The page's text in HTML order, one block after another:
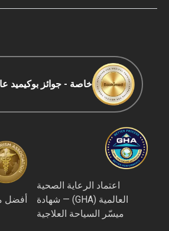
سياسة التحرير
خاصة - جوائز بوكيميد عام 2021
اعتماد الرعاية الصحية
العالمية (GHA) — شهادة
ميسّر السياحة العلاجية
أفضل